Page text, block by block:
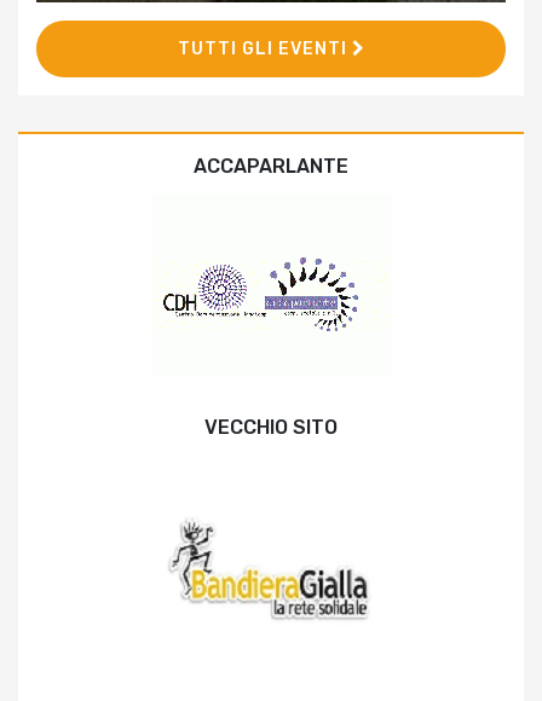
TUTTI GLI EVENTI
ACCAPARLANTE
VECCHIO SITO